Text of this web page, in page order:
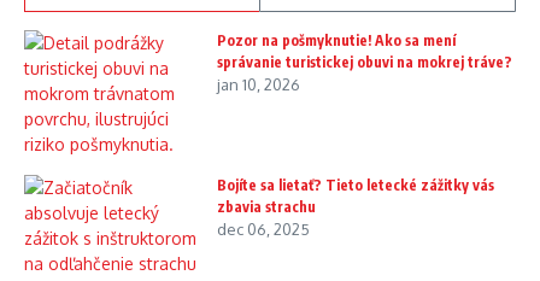
Pozor na pošmyknutie! Ako sa mení
správanie turistickej obuvi na mokrej tráve?
jan 10, 2026
Bojíte sa lietať? Tieto letecké zážitky vás
zbavia strachu
dec 06, 2025